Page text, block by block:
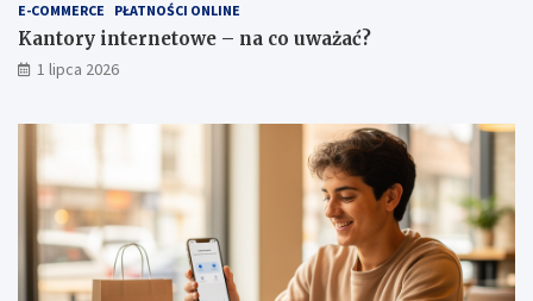
E-COMMERCE PŁATNOŚCI ONLINE
Kantory internetowe – na co uważać?
1 lipca 2026